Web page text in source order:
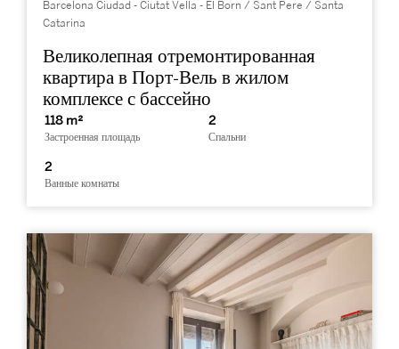
Barcelona Ciudad - Ciutat Vella - El Born / Sant Pere / Santa
Catarina
Великолепная отремонтированная
квартира в Порт-Вель в жилом
комплексе с бассейно
118 m²
Застроенная площадь
2
Спальни
2
Ванные комнаты